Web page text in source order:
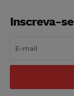
Inscreva-se